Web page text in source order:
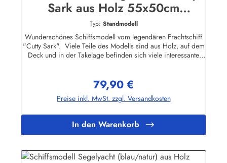
Sark aus Holz 55x50cm
Modellschiff Schiffsmodelle
Typ: Standmodell
Wunderschönes Schiffsmodell vom legendären Frachtschiff
"Cutty Sark". Viele Teile des Modells sind aus Holz, auf dem
Deck und in der Takelage befinden sich viele interessante
nicht schwimmfähig ist.Ca. 50 x 55 cm (Höhe/Länge)
Regulärer Preis:
79,90 €
Preise inkl. MwSt. zzgl. Versandkosten
In den Warenkorb